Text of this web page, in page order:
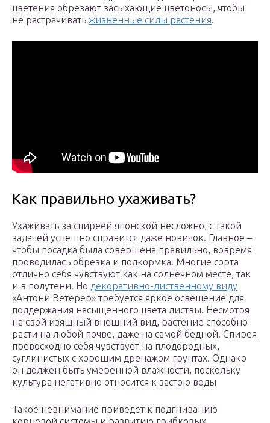
цветения обрезают засыхающие цветоносы, чтобы
не растрачивать жизненные силы растения.
Как правильно ухаживать?
Ухаживать за спиреей японской несложно, с такой
задачей успешно справится даже новичок. Главное –
чтобы посадка была совершена правильно, вовремя
проводилась обрезка и подкормка. Многие сорта
отлично себя чувствуют как на солнечном месте, так
и в полутени. Но декоративно-лиственному виду
«Антони Ветерер» требуется яркое освещение для
поддержания насыщенного цвета листвы. Несмотря
на свой изящный внешний вид, растение способно
расти на любой почве, даже на самой бедной. Спирея
превосходно себя чувствует на плодородных,
суглинистых с хорошим дренажом грунтах. Однако
он должен быть умеренной влажности, поскольку
культура негативно относится к застою воды
Такое невнимание приведет к подгниванию